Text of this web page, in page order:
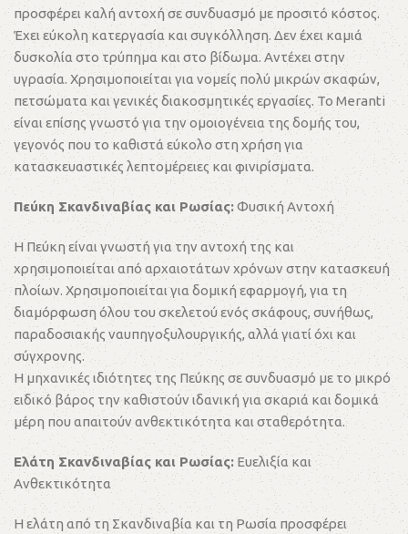
προσφέρει καλή αντοχή σε συνδυασμό με προσιτό κόστος.
Έχει εύκολη κατεργασία και συγκόλληση. Δεν έχει καμιά
δυσκολία στο τρύπημα και στο βίδωμα. Αντέχει στην
υγρασία. Χρησιμοποιείται για νομείς πολύ μικρών σκαφών,
πετσώματα και γενικές διακοσμητικές εργασίες. Το Meranti
είναι επίσης γνωστό για την ομοιογένεια της δομής του,
γεγονός που το καθιστά εύκολο στη χρήση για
κατασκευαστικές λεπτομέρειες και φινιρίσματα.
Πεύκη Σκανδιναβίας και Ρωσίας:Φυσική Αντοχή
Η Πεύκη είναι γνωστή για την αντοχή της και
χρησιμοποιείται από αρχαιοτάτων χρόνων στην κατασκευή
πλοίων. Χρησιμοποιείται για δομική εφαρμογή, για τη
διαμόρφωση όλου του σκελετού ενός σκάφους, συνήθως,
παραδοσιακής ναυπηγοξυλουργικής, αλλά γιατί όχι και
σύγχρονης.
Η μηχανικές ιδιότητες της Πεύκης σε συνδυασμό με το μικρό
ειδικό βάρος την καθιστούν ιδανική για σκαριά και δομικά
μέρη που απαιτούν ανθεκτικότητα και σταθερότητα.
Ελάτη Σκανδιναβίας και Ρωσίας:Ευελιξία και
Ανθεκτικότητα
Η ελάτη από τη Σκανδιναβία και τη Ρωσία προσφέρει